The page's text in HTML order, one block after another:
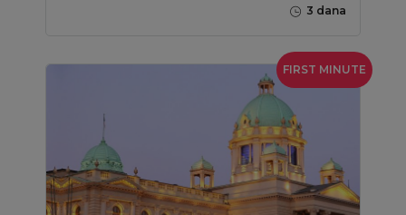
3 dana
FIRST MINUTE